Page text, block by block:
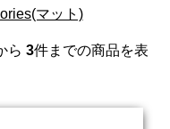
マット)
ら 3件までの商品を表